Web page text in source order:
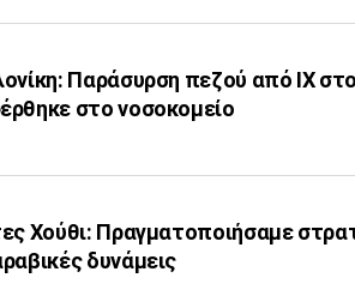
Παράσυρση πεζού από ΙΧ
στο νοσοκομείο
Χούθι: Πραγματοποιήσαμε
δυνάμεις